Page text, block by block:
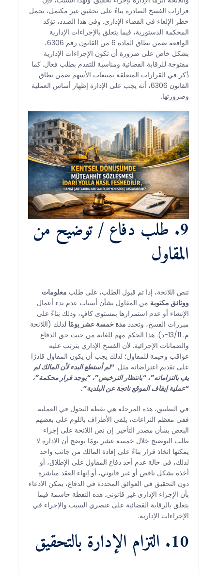
قرارات الفسخ الصادرة بناءً على تحقيق غير مكتمل، تحمل
خطر الإلغاء في القضاء الإداري. وفي هذا الصدد، تؤكد
المحكمة الدستورية، فيما يتعلق بالإجراءات الإدارية
الواقعة ضمن نطاق المادة 6 من القانون رقم 6306،
بشكل خاص على ضرورة أن تكون الإجراءات الإدارية
مفتوحة للرقابة القضائية ومناسبة للتقدم بطلب فعال. كما
ذُكر في القرارات المتعلقة بمبيعات الأسهم ضمن نطاق
القانون 6306، أنه يجب على الإدارة إظهار أساس العملية
وضرورتها.
9. طلب دفاع / توضيح من
المقاول
تنص اللائحة، إذا تم قبول الطلب، على طلب معلومات
ووثائق مكتوبة من المقاول بشأن أسباب عدم بدء أعمال
الإنشاء أو عدم استمرارها بمستوى كافٍ، وذلك بناءً على
مبررات الفسخ، وتحدد مدة خمسة عشر يومًا لذلك (اللائحة
م. 13/11-د). هذا الحكم مهم للغاية من حيث حق الدفاع
والضمانات الإجرائية. لأن الفسخ الإداري يترتب عليه
عواقب وخيمة للمقاول؛ لذلك يجب أن يكون المقاول قادرًا
على تقديم اعتراضاته مثل:“لم أستطع البدء لأن المالك لم
يفِ بالتزاماته”، “بانتظار الترخيص”، “يوجد قرار محكمة”،
“عملية إيقاف الموقع ناتجة عن البلدية”.
في التطبيق، هذه المرحلة هي نقطة التحول في العملية.
ففي معظم النزاعات، يلقي الأطراف باللوم على بعضهم
البعض بشأن مصدر التأخير. إن نص اللائحة على إجراء
طلب التوضيح خلال خمسة عشر يومًا يوضح أن الإدارة لا
يمكنها اتخاذ قرار بناءً على إفادة المالك من جانب واحد.
لذلك، في حالة عدم أخذ دفاع المقاول على الإطلاق، أو
أخذه بشكل ناقص أو غير قانوني، أو إنهاء العقد مباشرة
دون التحقيق في العوائق المحددة في الدفاع، يمكن الادعاء
بأن الإجراء الإداري غير قانوني. هذه النقطة حاسمة فيما
يتعلق بالرقابة القضائية على عنصري السبب والإجراء في
الإجراءات الإدارية.
10. التزام الإدارة بالتحقيق